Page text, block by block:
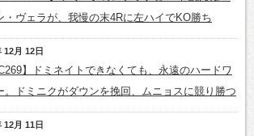
・ヴェラが、我慢の末4Rに左ハイでKO勝ち
12月 12日
】ドミネイトできなくても、永遠のハードワ
。ドミニクがダウンを挽回、ムニョスに競り勝つ
12月 11日